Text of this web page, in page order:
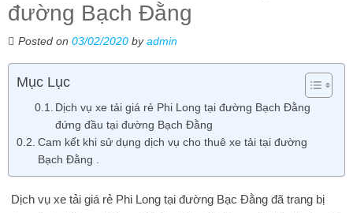
đường Bạch Đằng
Posted on 03/02/2020 byadmin
Mục Lục
Dịch vụ xe tải giá rẻ Phi Long tại đường Bạch Đằng
đứng đầu tại đường Bạch Đằng
Cam kết khi sử dụng dịch vụ cho thuê xe tải tại đường
Bạch Đằng .
Dịch vụ xe tải giá rẻ Phi Long tại đường Bạc Đằng đã trang bị